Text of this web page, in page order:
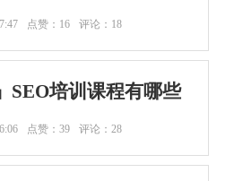
点赞：16 评论：18
SEO培训课程有哪些
点赞：39 评论：28